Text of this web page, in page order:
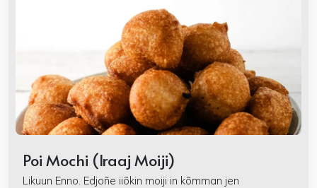
Poi Mochi (Iraaj Moiji)
Likuun Enno. Edjoñe iiõkin moiji in kõmman jen